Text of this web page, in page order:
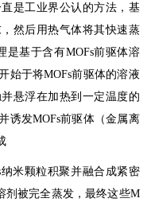
是工业界公认的方法，基
然后用热气体将其快速蒸
是基于含有MOFs前驱体溶
始于将MOFs前驱体的溶液
悬浮在加热到一定温度的
诱发MOFs前驱体（金属离
米颗粒积聚并融合成紧密
剂被完全蒸发，最终这些M